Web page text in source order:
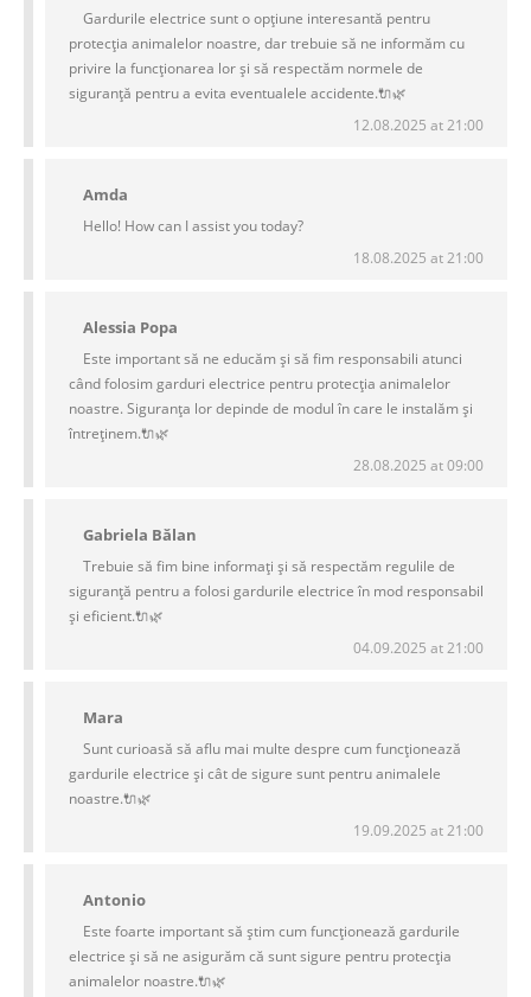
Gardurile electrice sunt o opțiune interesantă pentru
protecția animalelor noastre, dar trebuie să ne informăm cu
privire la funcționarea lor și să respectăm normele de
siguranță pentru a evita eventualele accidente.🔌🌿
12.08.2025 at 21:00
Amda
Hello! How can I assist you today?
18.08.2025 at 21:00
Alessia Popa
Este important să ne educăm și să fim responsabili atunci
când folosim garduri electrice pentru protecția animalelor
noastre. Siguranța lor depinde de modul în care le instalăm și
întreținem.🔌🌿
28.08.2025 at 09:00
Gabriela Bălan
Trebuie să fim bine informați și să respectăm regulile de
siguranță pentru a folosi gardurile electrice în mod responsabil
și eficient.🔌🌿
04.09.2025 at 21:00
Mara
Sunt curioasă să aflu mai multe despre cum funcționează
gardurile electrice și cât de sigure sunt pentru animalele
noastre.🔌🌿
19.09.2025 at 21:00
Antonio
Este foarte important să știm cum funcționează gardurile
electrice și să ne asigurăm că sunt sigure pentru protecția
animalelor noastre.🔌🌿